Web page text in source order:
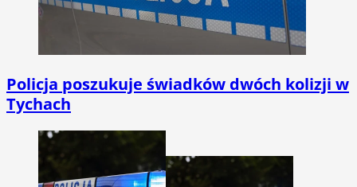
Policja poszukuje świadków dwóch kolizji w
Tychach